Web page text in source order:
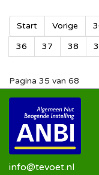
Start Vorige
36
37 38
Pagina 35 van 68
info@tevoet.nl